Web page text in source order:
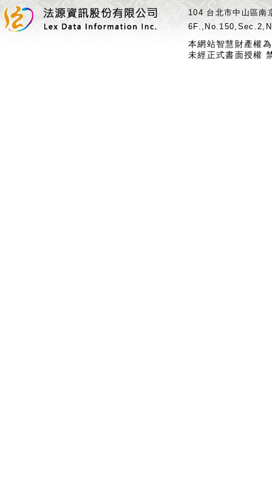
104 台北市中山區
本網站智慧財產權
未經正式書面授權